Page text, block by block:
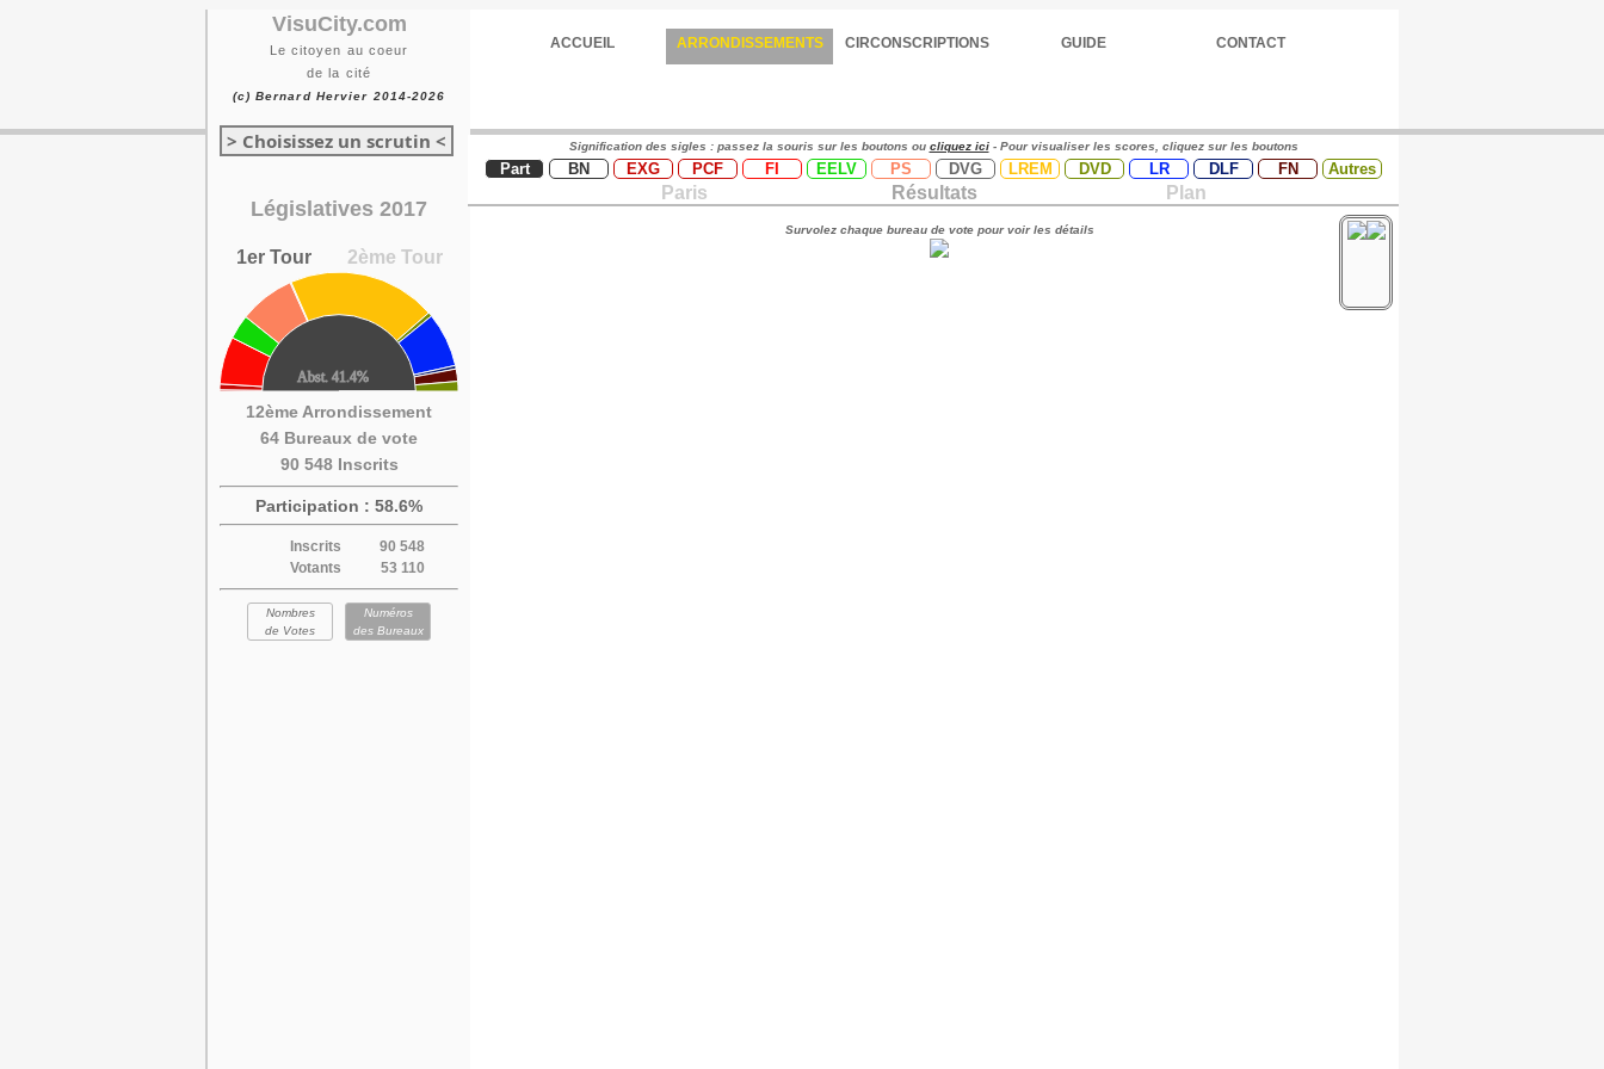
VisuCity.com
Le citoyen au coeur
de la cité
(c) Bernard Hervier 2014-2026
ACCUEIL ARRONDISSEMENTS CIRCONSCRIPTIONS GUIDE CONTACT
> Choisissez un scrutin <
Législatives 2017
1er Tour 2ème Tour
12ème Arrondissement
64 Bureaux de vote
90 548 Inscrits
Participation : 58.6%
Inscrits
90 548
Votants
53 110
Nombres
de Votes
Numéros
des Bureaux
Signification des sigles : passez la souris sur les boutons ou cliquez ici- Pour visualiser les scores, cliquez sur les boutons
Part BN EXG PCF FI EELV PS DVG LREM DVD LR DLF FN Autres
Paris Résultats Plan
Survolez chaque bureau de vote pour voir les détails